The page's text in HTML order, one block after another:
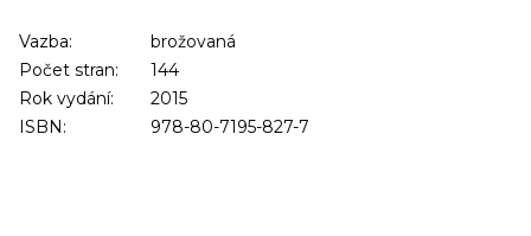
Vazba:
brožovaná
Počet stran:
144
Rok vydání:
2015
ISBN:
978-80-7195-827-7